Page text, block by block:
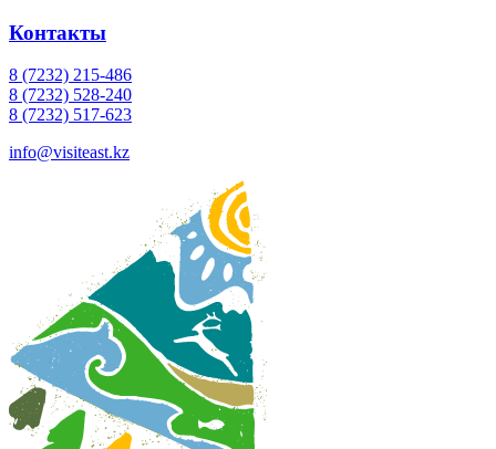
Контакты
8 (7232) 215-486
8 (7232) 528-240
8 (7232) 517-623
info@visiteast.kz